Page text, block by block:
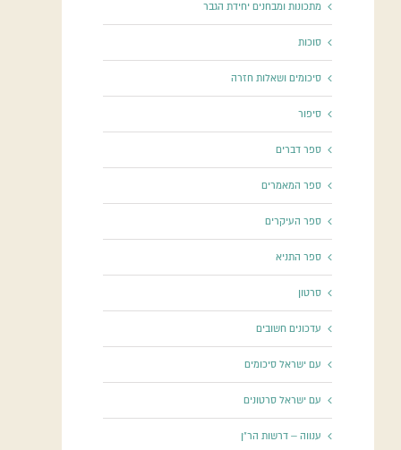
מתכונות ומבחנים יחידת הגבר
סוכות
סיכומים ושאלות חזרה
סיפור
ספר דברים
ספר המאמרים
ספר העיקרים
ספר התניא
סרטון
עדכונים חשובים
עם ישראל סיכומים
עם ישראל סרטונים
ענווה – דרשות הר"ן